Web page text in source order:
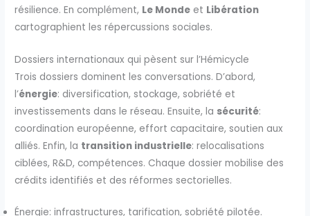
résilience. En complément, Le Monde et Libération
cartographient les répercussions sociales.
Dossiers internationaux qui pèsent sur l’Hémicycle
Trois dossiers dominent les conversations. D’abord,
l’énergie: diversification, stockage, sobriété et
investissements dans le réseau. Ensuite, la sécurité:
coordination européenne, effort capacitaire, soutien aux
alliés. Enfin, la transition industrielle: relocalisations
ciblées, R&D, compétences. Chaque dossier mobilise des
crédits identifiés et des réformes sectorielles.
Énergie: infrastructures, tarification, sobriété pilotée.